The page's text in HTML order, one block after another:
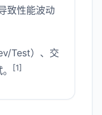
致性能波动
Test）、交
[1]